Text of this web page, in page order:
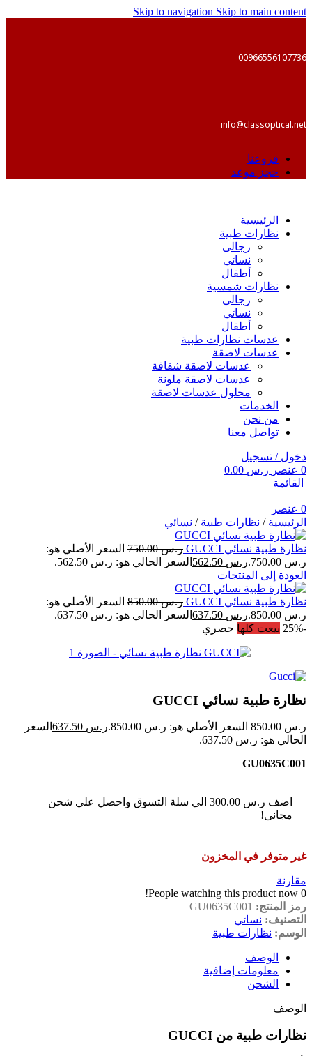
Skip to navigation Skip to main content
00966556107736
info@classoptical.net
فروعنا
حجز موعد
الرئيسية
نظارات طبية
رجالى
نسائي
أطفال
نظارات شمسية
رجالى
نسائي
أطفال
عدسات نظارات طبية
عدسات لاصقة
عدسات لاصقة شفافة
عدسات لاصقة ملونة
محلول عدسات لاصقة
الخدمات
من نحن
تواصل معنا
دخول / تسجيل
0 عنصر ر.س
القائمة
0 عنصر
الرئيسية/ نظارات طبية/ نسائي
نظارة طبية نسائي GUCCI ر.س750.00
السعر الأصلي هو:
ر.س 750.00.
ر.س
السعر الحالي هو: ر.س 562.50.
العودة إلى المنتجات
نظارة طبية نسائي GUCCI ر.س850.00
السعر الأصلي هو:
ر.س 850.00.
ر.س
السعر الحالي هو: ر.س 637.50.
-25%
بيعت كلها حصري
نظارة طبية نسائي GUCCI
ر.س850.00 السعر الأصلي هو: ر.س 850.00. ر.س
السعر
الحالي هو: ر.س 637.50.
GU0635C001
اضف ر.س
الي سلة التسوق واحصل علي شحن
مجانى!
غير متوفر في المخزون
مقارنة
0
People watching this product now!
رمز المنتج: GU0635C001
التصنيف: نسائي
الوسم: نظارات طبية
الوصف
معلومات إضافية
الشحن
الوصف
نظارات طبية من GUCCI